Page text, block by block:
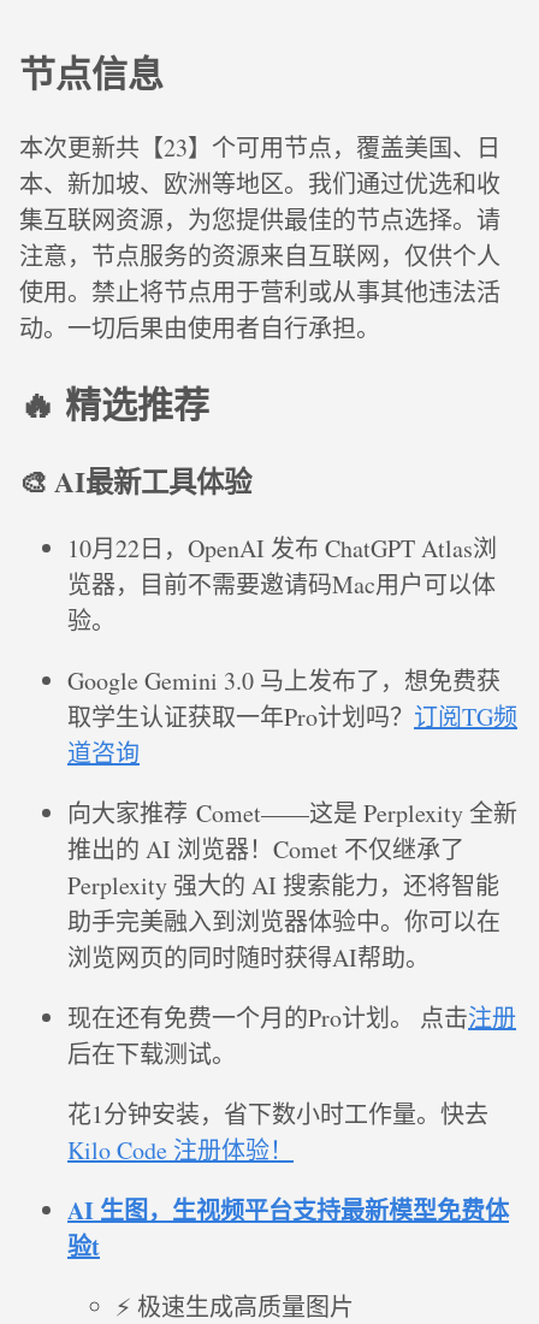
节点信息
本次更新共【23】个可用节点，覆盖美国、日
本、新加坡、欧洲等地区。我们通过优选和收
集互联网资源，为您提供最佳的节点选择。请
注意，节点服务的资源来自互联网，仅供个人
使用。禁止将节点用于营利或从事其他违法活
动。一切后果由使用者自行承担。
🔥 精选推荐
🎨 AI最新工具体验
10月22日，OpenAI 发布 ChatGPT Atlas浏
览器，目前不需要邀请码Mac用户可以体
验。
Google Gemini 3.0 马上发布了，想免费获
取学生认证获取一年Pro计划吗？ 订阅TG频
道咨询
向大家推荐 Comet——这是 Perplexity 全新
推出的 AI 浏览器！Comet 不仅继承了
Perplexity 强大的 AI 搜索能力，还将智能
助手完美融入到浏览器体验中。你可以在
浏览网页的同时随时获得AI帮助。
现在还有免费一个月的Pro计划。 点击注册
后在下载测试。
花1分钟安装，省下数小时工作量。快去
Kilo Code 注册体验！
AI 生图，生视频平台支持最新模型免费体
验t
⚡ 极速生成高质量图片